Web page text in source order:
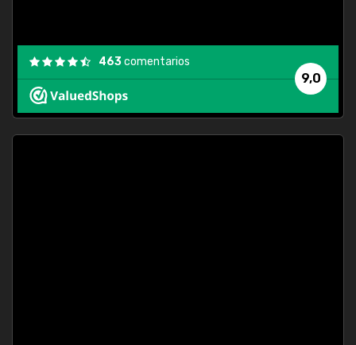
9,0
463comentarios